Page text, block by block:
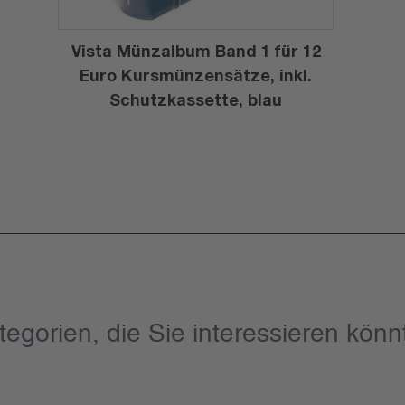
Vista Münzalbum Band 1 für 12
Euro Kursmünzensätze, inkl.
Schutzkassette, blau
die Sie interessieren